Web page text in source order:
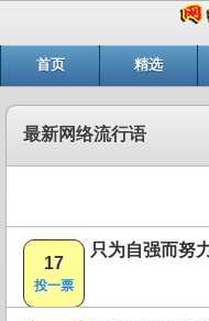
首页 精选
最新网络流行语
17
投一票
只为自强而努